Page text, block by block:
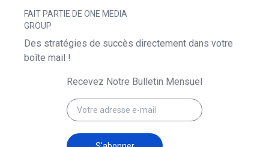
FAIT PARTIE DE ONE MEDIA
GROUP
Des stratégies de succès directement dans votre
boîte mail !
Recevez Notre Bulletin Mensuel